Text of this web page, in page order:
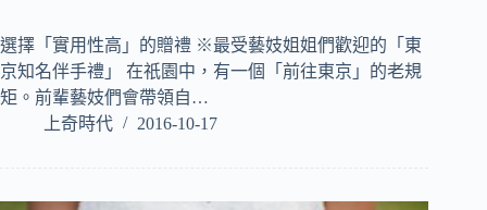
選擇「實用性高」的贈禮 ※最受藝妓姐姐們歡迎的「東
京知名伴手禮」 在祇園中，有一個「前往東京」的老規
矩。前輩藝妓們會帶領自…
上奇時代
2016-10-17